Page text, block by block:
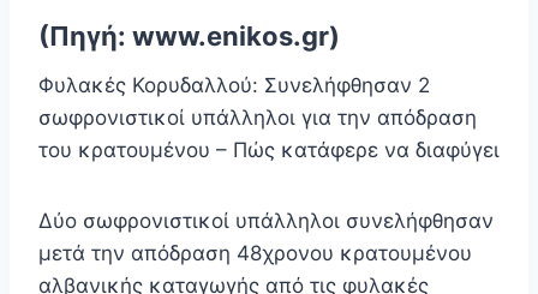
(Πηγή: www.enikos.gr)
Φυλακές Κορυδαλλού: Συνελήφθησαν 2
σωφρονιστικοί υπάλληλοι για την απόδραση
του κρατουμένου – Πώς κατάφερε να διαφύγει
Δύο σωφρονιστικοί υπάλληλοι συνελήφθησαν
μετά την απόδραση 48χρονου κρατουμένου
αλβανικής καταγωγής από τις φυλακές